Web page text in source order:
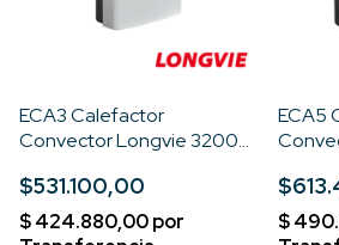
ECA3 Calefactor
Convector Longvie 3200
$531.100,00
ECA5